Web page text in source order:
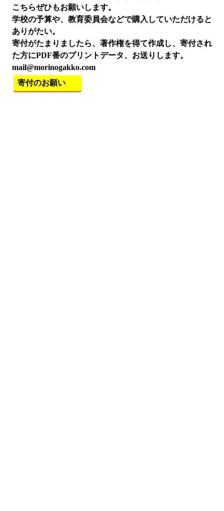
こちらぜひもお願いします。
学校の予算や、教育委員会などで購入していただけると
ありがたい。
寄付がたまりましたら、著作権を得て作成し、寄付され
た方にPDF番のプリントデータ、お送りします。
mail@morinogakko.com
寄付のお願い